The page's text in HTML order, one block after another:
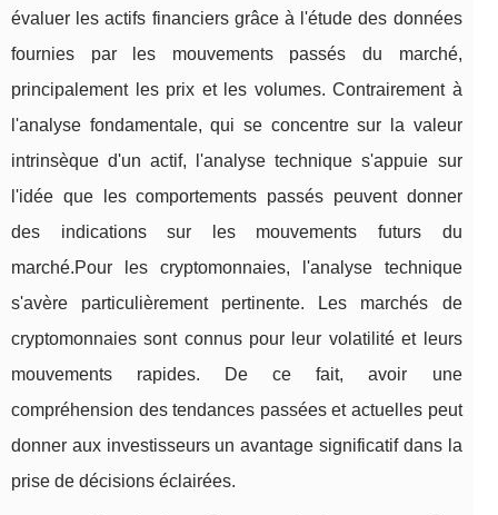
évaluer les actifs financiers grâce à l'étude des données
fournies par les mouvements passés du marché,
principalement les prix et les volumes. Contrairement à
l'analyse fondamentale, qui se concentre sur la valeur
intrinsèque d'un actif, l'analyse technique s'appuie sur
l'idée que les comportements passés peuvent donner
des indications sur les mouvements futurs du
marché.Pour les cryptomonnaies, l'analyse technique
s'avère particulièrement pertinente. Les marchés de
cryptomonnaies sont connus pour leur volatilité et leurs
mouvements rapides. De ce fait, avoir une
compréhension des tendances passées et actuelles peut
donner aux investisseurs un avantage significatif dans la
prise de décisions éclairées.